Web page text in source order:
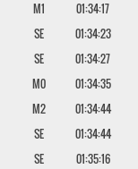
M1
01:34:17
SE
01:34:23
SE
01:34:27
M0
01:34:35
M2
01:34:44
SE
01:34:44
SE
01:35:16